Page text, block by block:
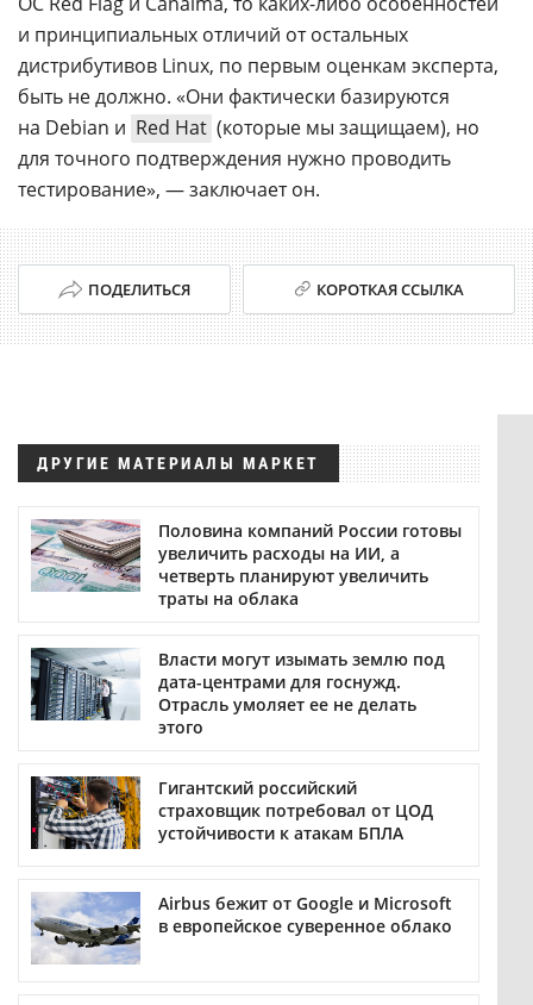
и принципиальных отличий от остальных
дистрибутивов Linux, по первым оценкам эксперта,
быть не должно. «Они фактически базируются
на Debian и Red Hat (которые мы защищаем), но
для точного подтверждения нужно проводить
тестирование», — заключает он.
ПОДЕЛИТЬСЯ КОРОТКАЯ ССЫЛКА
ДРУГИЕ МАТЕРИАЛЫ МАРКЕТ
Половина компаний России готовы
увеличить расходы на ИИ, а
четверть планируют увеличить
траты на облака
Власти могут изымать землю под
дата-центрами для госнужд.
Отрасль умоляет ее не делать
этого
Гигантский российский
страховщик потребовал от ЦОД
устойчивости к атакам БПЛА
Airbus бежит от Google и Microsoft
в европейское суверенное облако